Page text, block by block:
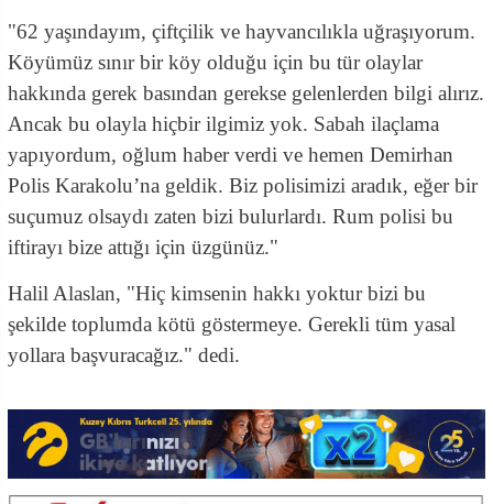
"62 yaşındayım, çiftçilik ve hayvancılıkla uğraşıyorum.
Köyümüz sınır bir köy olduğu için bu tür olaylar
hakkında gerek basından gerekse gelenlerden bilgi alırız.
Ancak bu olayla hiçbir ilgimiz yok. Sabah ilaçlama
yapıyordum, oğlum haber verdi ve hemen Demirhan
Polis Karakolu’na geldik. Biz polisimizi aradık, eğer bir
suçumuz olsaydı zaten bizi bulurlardı. Rum polisi bu
iftirayı bize attığı için üzgünüz."
Halil Alaslan, "Hiç kimsenin hakkı yoktur bizi bu
şekilde toplumda kötü göstermeye. Gerekli tüm yasal
yollara başvuracağız." dedi.